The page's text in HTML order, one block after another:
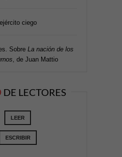
ciego
Sobre La nación de los
, de Juan Mattio
DE LECTORES
LEER
ESCRIBIR